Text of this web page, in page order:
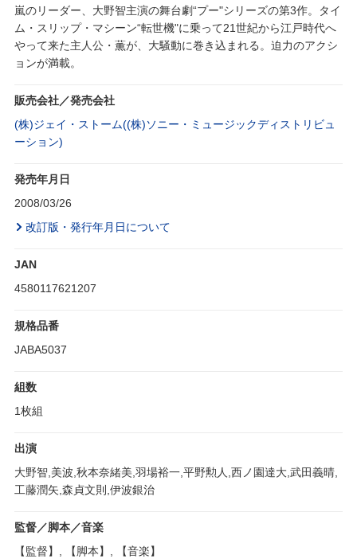
嵐のリーダー、大野智主演の舞台劇“プー"シリーズの第3作。タイ
ム・スリップ・マシーン“転世機"に乗って21世紀から江戸時代へ
やって来た主人公・薫が、大騒動に巻き込まれる。迫力のアクシ
ョンが満載。
販売会社／発売会社
(株)ジェイ・ストーム((株)ソニー・ミュージックディストリビュ
ーション)
発売年月日
2008/03/26
改訂版・発行年月日について
JAN
4580117621207
規格品番
JABA5037
組数
1枚組
出演
大野智,美波,秋本奈緒美,羽場裕一,平野勲人,西ノ園達大,武田義晴,
工藤潤矢,森貞文則,伊波銀治
監督／脚本／音楽
【監督】, 【脚本】, 【音楽】